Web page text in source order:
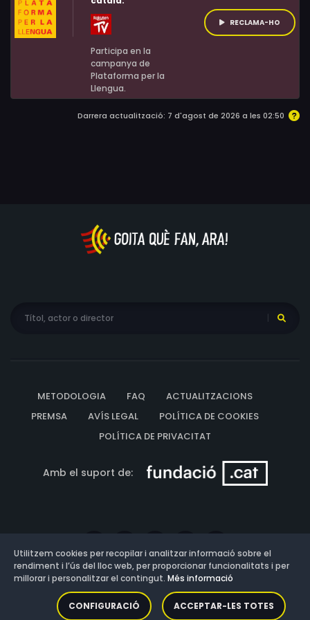
Participa en la
campanya de
Plataforma per la
Llengua.
RECLAMA-HO
Darrera actualització: 7 d'agost de 2026 a les 02:50
METODOLOGIA FAQ
ACTUALITZACIONS
PREMSA
AVÍS LEGAL
POLÍTICA DE COOKIES
POLÍTICA DE PRIVACITAT
Amb el suport de:
Versió: 3.13.0.202607011342
Utilitzem cookies per recopilar i analitzar informació sobre el
rendiment i l’ús del lloc web, per proporcionar funcionalitats i per
millorar i personalitzar el contingut. Més informació
CONFIGURACIÓ ACCEPTAR-LES TOTES